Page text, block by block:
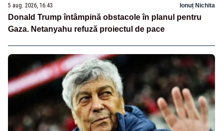
5 aug. 2026, 16:43 Ionuț Nichita
Donald Trump întâmpină obstacole în planul pentru
Gaza. Netanyahu refuză proiectul de pace